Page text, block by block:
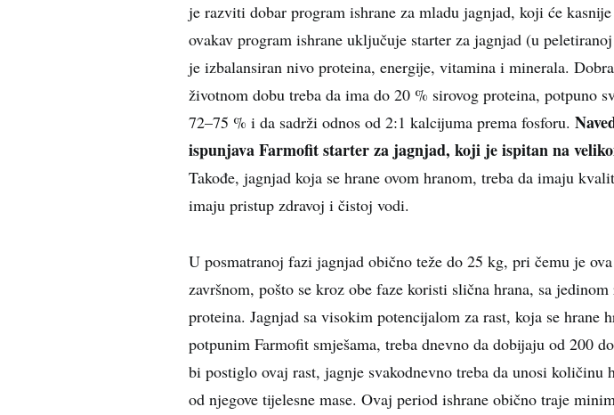
je razviti dobar program ishrane za mladu jagnjad, koji će
ovakav program ishrane uključuje starter za jagnjad (u
je izbalansiran nivo proteina, energije, vitamina i minerala.
životnom dobu treba da ima do 20 % sirovog proteina, potpuno
72–75 % i da sadrži odnos od 2:1 kalcijuma prema fosforu.
ispunjava Farmofit starter za jagnjad, koji je ispitan na
Takođe, jagnjad koja se hrane ovom hranom, treba da imaju
imaju pristup zdravoj i čistoj vodi.
U posmatranoj fazi jagnjad obično teže do 25 kg, pri čemu je ova
završnom, pošto se kroz obe faze koristi slična hrana, sa
proteina. Jagnjad sa visokim potencijalom za rast, koja se hrane
potpunim Farmofit smješama, treba dnevno da dobijaju od 200
bi postiglo ovaj rast, jagnje svakodnevno treba da unosi količinu
od njegove tijelesne mase. Ovaj period ishrane obično traje